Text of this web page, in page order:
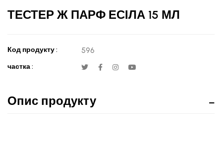
ТЕСТЕР Ж ПАРФ ЕСІЛА 15 МЛ
Код продукту : 596
частка :
Опис продукту